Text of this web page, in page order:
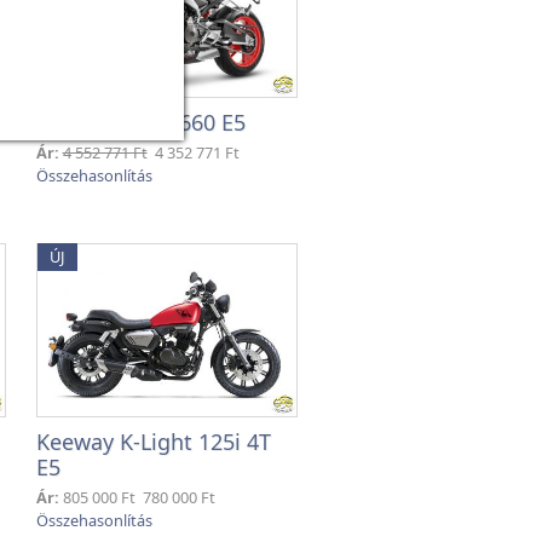
Aprilia Tuono 660 E5
Ár:4 552 771 Ft 4 352 771 Ft
ÚJ
Keeway K-Light 125i 4T
E5
Ár: 805 000 Ft 780 000 Ft